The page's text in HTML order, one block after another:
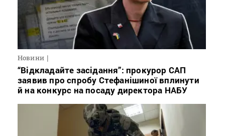
Новини
“Відкладайте засідання”: прокурор САП
заявив про спробу Стефанішиної вплинути
й на конкурс на посаду директора НАБУ